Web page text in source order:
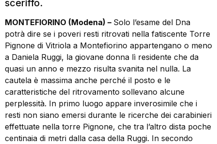
sceriffo.
MONTEFIORINO (Modena) – Solo l’esame del Dna
potrà dire se i poveri resti ritrovati nella fatiscente Torre
Pignone di Vitriola a Montefiorino appartengano o meno
a Daniela Ruggi, la giovane donna lì residente che da
quasi un anno e mezzo risulta svanita nel nulla. La
cautela è massima anche perché il posto e le
caratteristiche del ritrovamento sollevano alcune
perplessità. In primo luogo appare inverosimile che i
resti non siano emersi durante le ricerche dei carabinieri
effettuate nella torre Pignone, che tra l’altro dista poche
centinaia di metri dalla casa della Ruggi. In secondo